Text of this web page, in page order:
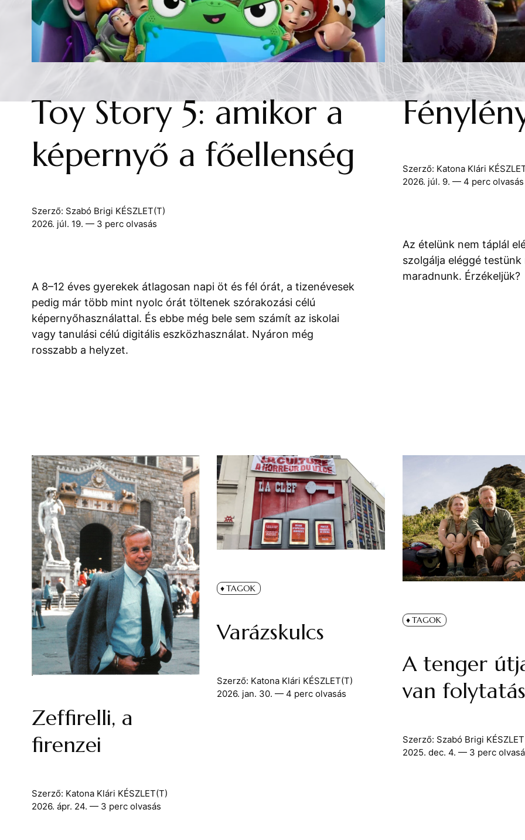
Toy Story 5: amikor a
képernyő a főellenség
Szerző: Szabó Brigi KÉSZLET(T)
2026. júl. 19. — 3 perc olvasás
A 8–12 éves gyerekek átlagosan napi öt és fél órát, a tizenévesek
pedig már több mint nyolc órát töltenek szórakozási célú
képernyőhasználattal. És ebbe még bele sem számít az iskolai
vagy tanulási célú digitális eszközhasználat. Nyáron még
rosszabb a helyzet.
Szerző: Katona Klári
2026. júl. 9. — 4 perc olvasás
Az ételünk nem táplál
szolgálja eléggé
maradnunk. Érzékeljük?
Zeffirelli, a
firenzei
Szerző: Katona Klári KÉSZLET(T)
2026. ápr. 24. — 3 perc olvasás
TAGOK
Varázskulcs
Szerző: Katona Klári KÉSZLET(T)
2026. jan. 30. — 4 perc olvasás
TAGOK
A tenger
van folytatás
Szerző: Szabó Brigi
2025. dec. 4. — 3 perc